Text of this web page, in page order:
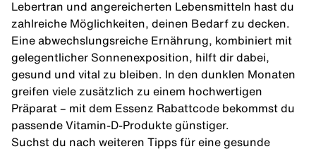
Lebertran und angereicherten Lebensmitteln hast du
zahlreiche Möglichkeiten, deinen Bedarf zu decken.
Eine abwechslungsreiche Ernährung, kombiniert mit
gelegentlicher Sonnenexposition, hilft dir dabei,
gesund und vital zu bleiben. In den dunklen Monaten
greifen viele zusätzlich zu einem hochwertigen
Präparat – mit dem Essenz Rabattcode bekommst du
passende Vitamin-D-Produkte günstiger.
Suchst du nach weiteren Tipps für eine gesunde